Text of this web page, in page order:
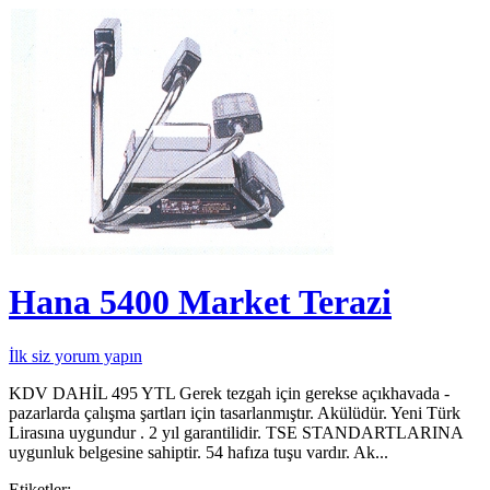
Hana 5400 Market Terazi
İlk siz yorum yapın
KDV DAHİL 495 YTL Gerek tezgah için gerekse açıkhavada -
pazarlarda çalışma şartları için tasarlanmıştır. Akülüdür. Yeni Türk
Lirasına uygundur . 2 yıl garantilidir. TSE STANDARTLARINA
uygunluk belgesine sahiptir. 54 hafıza tuşu vardır. Ak...